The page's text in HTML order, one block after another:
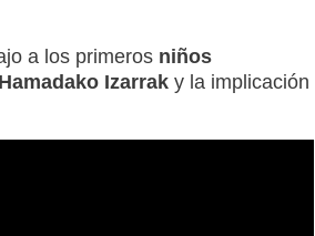
a los primerosniños
Izarraky la implicación